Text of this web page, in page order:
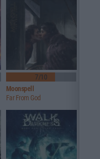
7/10
Moonspell
Far From God